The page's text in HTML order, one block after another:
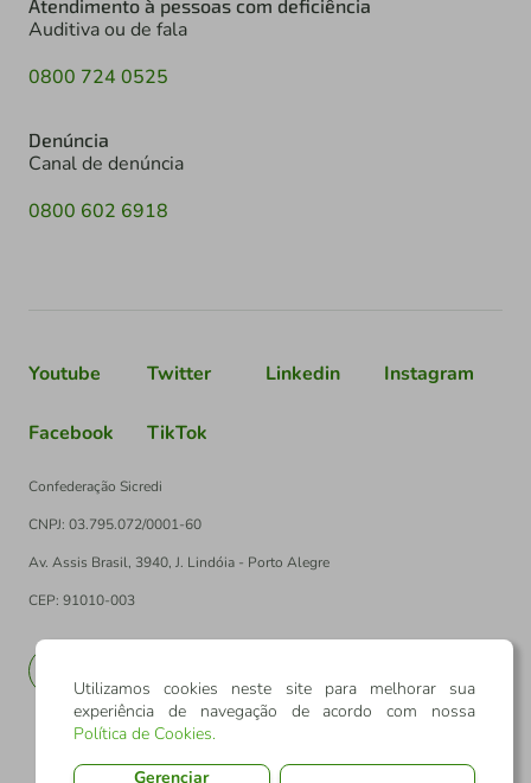
Atendimento à pessoas com deficiência
Auditiva ou de fala
0800 724 0525
Denúncia
Canal de denúncia
0800 602 6918
Youtube Twitter Linkedin Instagram
Facebook TikTok
Confederação Sicredi
CNPJ: 03.795.072/0001-60
Av. Assis Brasil, 3940, J. Lindóia - Porto Alegre
CEP: 91010-003
Utilizamos cookies neste site para melhorar sua
experiência de navegação de acordo com nossa
Política de Cookies.
Gerenciar